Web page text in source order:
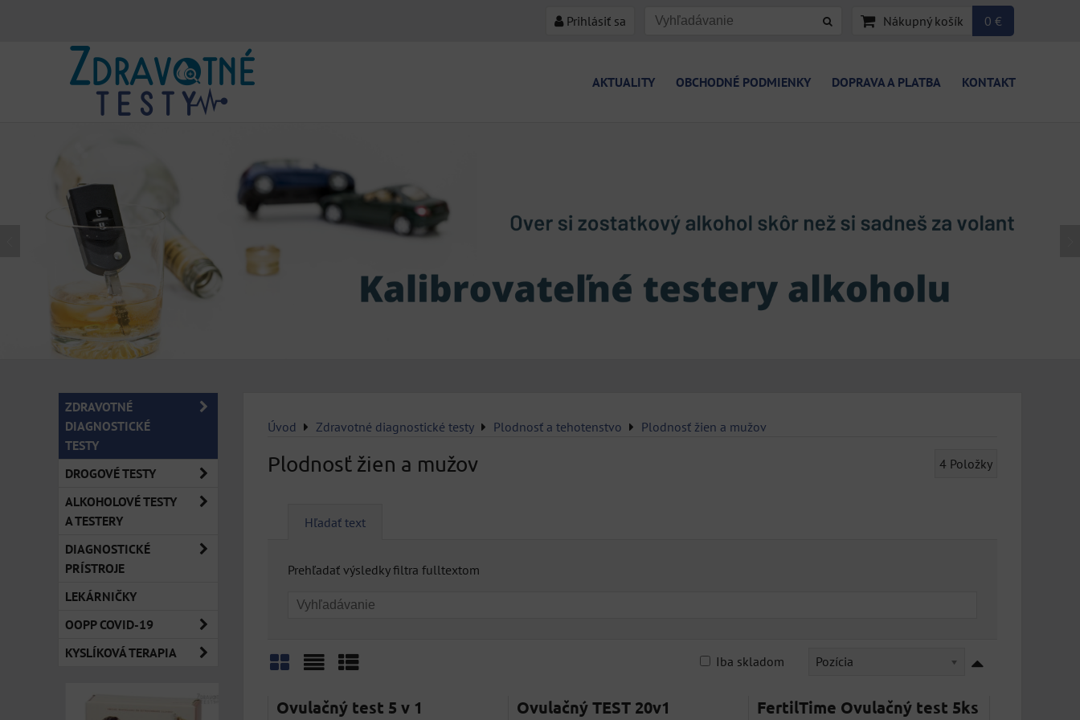
Prihlásiť sa Nákupný košík 0 €
AKTUALITY OBCHODNÉ PODMIENKY DOPRAVA A PLATBA KONTAKT
Úvod Zdravotné diagnostické testy Plodnosť a tehotenstvo Plodnosť žien a mužov
Plodnosť žien a mužov 4 Položky
Hľadať text
Prehľadať výsledky filtra fulltextom
MriežkaZoznam
Pozícia
Iba skladom
Ovulačný test 5 v 1 Ovulačný TEST 20v1 FertilTime Ovulačný test 5ks
ZDRAVOTNÉ
DIAGNOSTICKÉ
TESTY
DROGOVÉ TESTY
ALKOHOLOVÉ TESTY
A TESTERY
DIAGNOSTICKÉ
PRÍSTROJE
LEKÁRNIČKY
OOPP COVID-19
KYSLÍKOVÁ TERAPIA